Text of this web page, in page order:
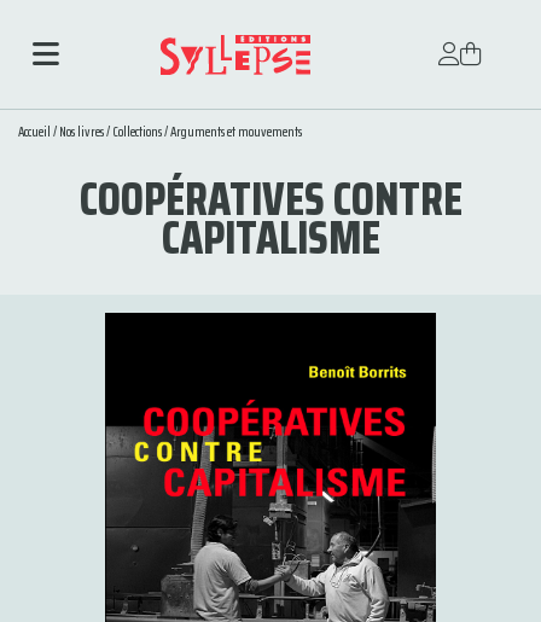
Accueil/Nos livres/Collections/Arguments et mouvements
COOPÉRATIVES CONTRE
CAPITALISME